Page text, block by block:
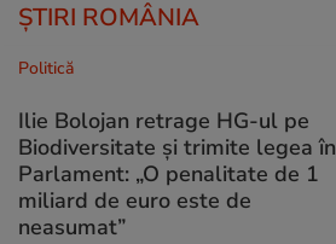
ȘTIRI ROMÂNIA
Politică
Ilie Bolojan retrage HG-ul pe
Biodiversitate și trimite legea în
Parlament: „O penalitate de 1
miliard de euro este de
neasumat”